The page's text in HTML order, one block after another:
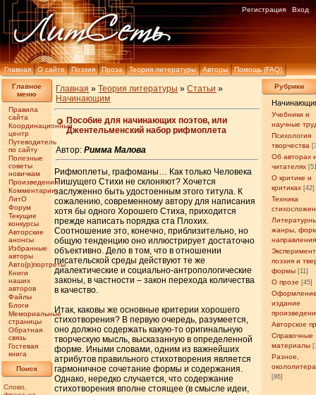
Главная О сайте Поэзия Проза Теория литературы Авторы Помощь (FAQ)
Регистрация Вход
Главное
меню
Правила
сайта
Координационный
центр
Путеводитель
по сайту
Полезные
советы
новичкам
Произведения
Комментарии
ЛитО
Форум
Текущие
конкурсы
Авторские
анонсы
Избранные
авторы
Авто(р)портреты
Книги
наших
авторов
Файлы
Блоги
Мемориальные
страницы
Обратная
связь
Гостевая
книга
Поиск
Слово,
Рубрики
Учебники и
научные
Психология
творчества
Об авторах
читателях
О критике и
критиках [42]
Техника
жанры,
направления
поэзия и
формы [11]
О прозе [45]
издание
Авторское
Справочные
материалы
Разное,
[86]
Главная »Теория литературы »Статьи »
Начинающим
Пособие для начинающих поэтов, или
Джентельменский набор рифмоплета
Автор:Римма Малова
Рифмоплеты, графоманы… Как только Человека
Пишущего Стихи не склоняют? Хочется
заслуженно быть удостоенным этого титула. К
сожалению, современному автору для написания
хотя бы одного Хорошего Стиха, приходится
прежде написать порядка ста Плохих.
Соотношение это, конечно, приблизительно, но
общую тенденцию оно иллюстрирует достаточно
объективно. Дело в том, что в отношении
писательской среды действуют те же
диалектические и социально-антропологические
законы, в частности – закон перехода количества
в качество.
Итак, каковы же основные критерии хорошего
стихотворения? В первую очередь, разумеется,
оно должно содержать какую-то оригинальную
творческую мысль, высказанную в определенной
форме. Иными словами, одним из важнейших
атрибутов правильного стихотворения является
гармоничное сочетание формы и содержания.
Однако, нередко случается, что содержание
стихотворения вполне стоящее (в смысле идеи,